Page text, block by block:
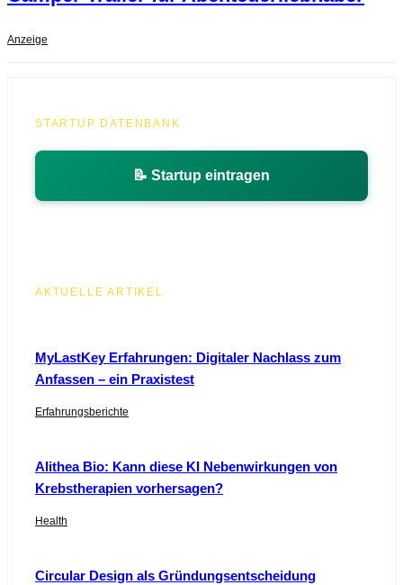
Anzeige
STARTUP DATENBANK
📝 Startup eintragen
AKTUELLE ARTIKEL
MyLastKey Erfahrungen: Digitaler Nachlass zum
Anfassen – ein Praxistest
Erfahrungsberichte
Alithea Bio: Kann diese KI Nebenwirkungen von
Krebstherapien vorhersagen?
Health
Circular Design als Gründungsentscheidung